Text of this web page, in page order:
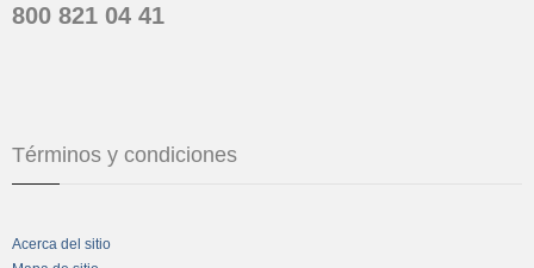
800 821 04 41
Términos y condiciones
Acerca del sitio